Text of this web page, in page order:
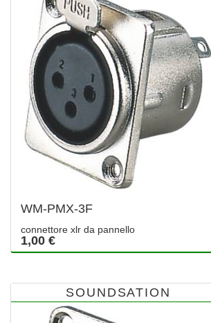
WM-PMX-3F
connettore xlr da pannello
1,00 €
SOUNDSATION